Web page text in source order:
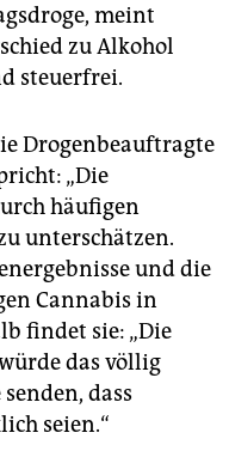
meint
zu Alkohol
steuerfrei.
Drogenbeauftragte
„Die
häufigen
unterschätzen.
und die
Cannabis in
findet sie: „Die
das völlig
dass
seien.“